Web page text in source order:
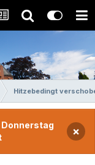
Hitzebedingt
×